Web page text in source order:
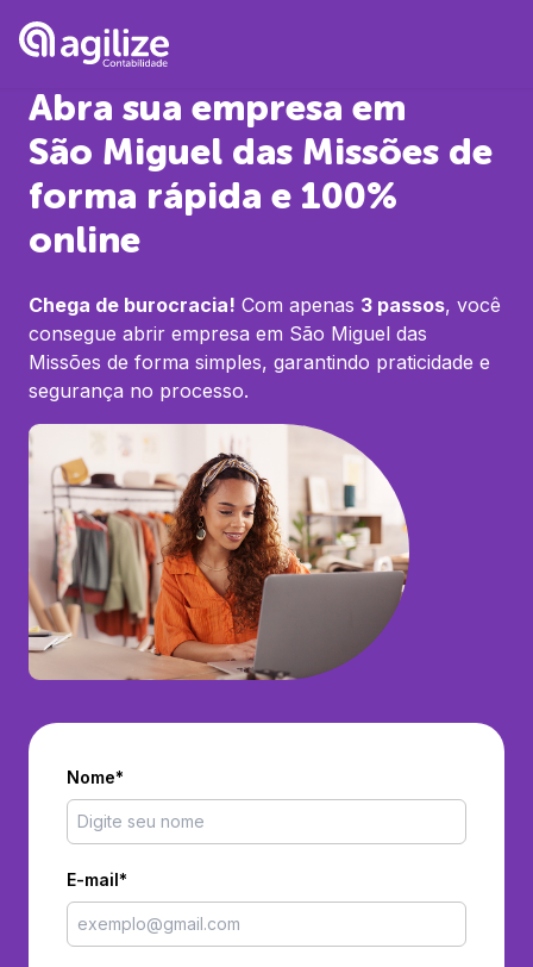
Abra sua empresa em
São Miguel das Missões de
forma rápida e 100%
online
Chega de burocracia! Com apenas 3 passos, você
consegue abrir empresa em São Miguel das
Missões de forma simples, garantindo praticidade e
segurança no processo.
Nome*
E-mail*